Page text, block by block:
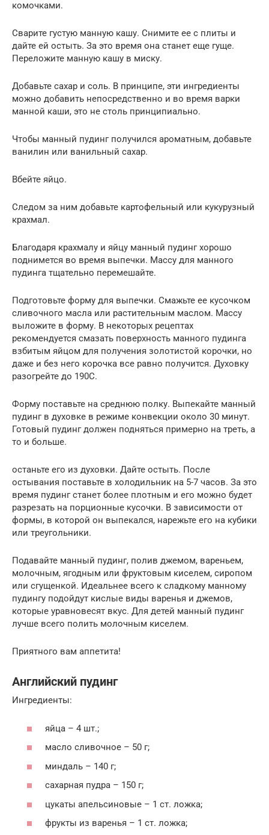
комочками.
Сварите густую манную кашу. Снимите ее с плиты и
дайте ей остыть. За это время она станет еще гуще.
Переложите манную кашу в миску.
Добавьте сахар и соль. В принципе, эти ингредиенты
можно добавить непосредственно и во время варки
манной каши, это не столь принципиально.
Чтобы манный пудинг получился ароматным, добавьте
ванилин или ванильный сахар.
Вбейте яйцо.
Следом за ним добавьте картофельный или кукурузный
крахмал.
Благодаря крахмалу и яйцу манный пудинг хорошо
поднимется во время выпечки. Массу для манного
пудинга тщательно перемешайте.
Подготовьте форму для выпечки. Смажьте ее кусочком
сливочного масла или растительным маслом. Массу
выложите в форму. В некоторых рецептах
рекомендуется смазать поверхность манного пудинга
взбитым яйцом для получения золотистой корочки, но
даже и без него корочка все равно получится. Духовку
разогрейте до 190С.
Форму поставьте на среднюю полку. Выпекайте манный
пудинг в духовке в режиме конвекции около 30 минут.
Готовый пудинг должен подняться примерно на треть, а
то и больше.
останьте его из духовки. Дайте остыть. После
остывания поставьте в холодильник на 5-7 часов. За это
время пудинг станет более плотным и его можно будет
разрезать на порционные кусочки. В зависимости от
формы, в которой он выпекался, нарежьте его на кубики
или треугольники.
Подавайте манный пудинг, полив джемом, вареньем,
молочным, ягодным или фруктовым киселем, сиропом
или сгущенкой. Идеальнее всего к сладкому манному
пудингу подойдут кислые виды варенья и джемов,
которые уравновесят вкус. Для детей манный пудинг
лучше всего полить молочным киселем.
Приятного вам аппетита!
Английский пудинг
Ингредиенты:
яйца – 4 шт.;
масло сливочное – 50 г;
миндаль – 140 г;
сахарная пудра – 150 г;
цукаты апельсиновые – 1 ст. ложка;
фрукты из варенья – 1 ст. ложка;